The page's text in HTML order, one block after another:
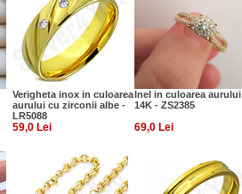
Verigheta inox in culoarea
aurului cu zirconii albe -
LR5088
Inel in culoarea aurului
14K - ZS2385
59,0 Lei 69,0 Lei